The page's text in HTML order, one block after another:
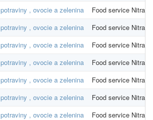
potraviny , ovocie a zelenina
Food service Nitra
potraviny , ovocie a zelenina
Food service Nitra
potraviny , ovocie a zelenina
Food service Nitra
potraviny , ovocie a zelenina
Food service Nitra
potraviny , ovocie a zelenina
Food service Nitra
potraviny , ovocie a zelenina
Food service Nitra
potraviny , ovocie a zelenina
Food service Nitra